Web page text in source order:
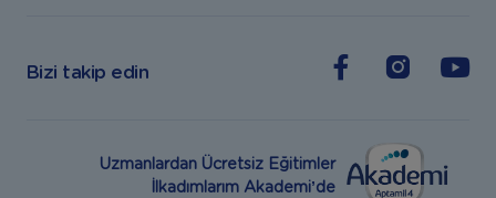
Bizi takip edin
Uzmanlardan Ücretsiz Eğitimler
İlkadımlarım Akademi’de